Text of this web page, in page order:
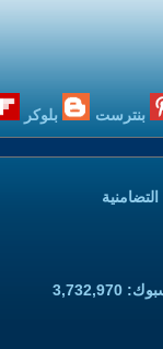
بنترست بلوكر